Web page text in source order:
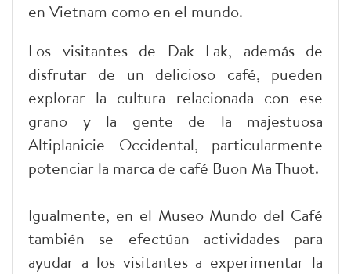
en Vietnam como en el mundo.
Los visitantes de Dak Lak, además de
disfrutar de un delicioso café, pueden
explorar la cultura relacionada con ese
grano y la gente de la majestuosa
Altiplanicie Occidental, particularmente
potenciar la marca de café Buon Ma Thuot.
Igualmente, en el Museo Mundo del Café
también se efectúan actividades para
ayudar a los visitantes a experimentar la